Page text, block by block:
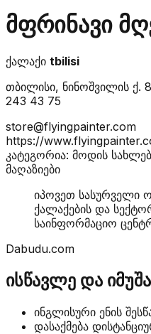
მფრინავი
ქალაქი tbilisi
თბილისი, ნინოშვილის ქ. 8
243 43 75
store@flyingpainter.com
https://
კატეგორია: მოდის
მაღაზიები
იპოვეთ სასურველი
ქალაქების და
საინფორმაციო
Dabudu.com
ისწავლე და
ინგლისური ენის
დასაქმება